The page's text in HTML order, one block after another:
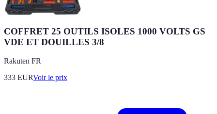
COFFRET 25 OUTILS ISOLES 1000 VOLTS GS
VDE ET DOUILLES 3/8
Rakuten FR
333 EURVoir le prix